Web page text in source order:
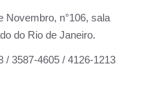
Novembro, n°106, sala
do Rio de Janeiro.
/ 3587-4605 / 4126-1213